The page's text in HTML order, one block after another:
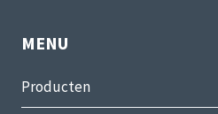
MENU
Producten